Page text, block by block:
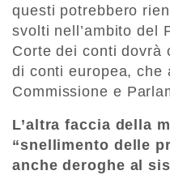
questi potrebbero
svolti nell’ambito del
Corte dei conti dovrà
di conti europea, che
Commissione e
L’altra faccia della
“snellimento delle
anche deroghe al